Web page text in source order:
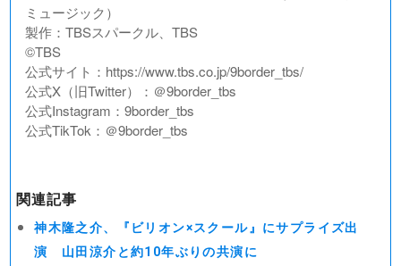
ミュージック）
製作：TBSスパークル、TBS
©︎TBS
公式サイト：https://www.tbs.co.jp/9border_tbs/
公式X（旧Twitter）：＠9border_tbs
公式Instagram：9border_tbs
公式TikTok：＠9border_tbs
関連記事
神木隆之介、『ビリオン×スクール』にサプライズ出
演 山田涼介と約10年ぶりの共演に